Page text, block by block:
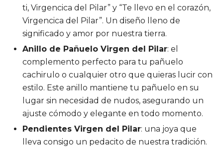
ti, Virgencica del Pilar” y “Te llevo en el corazón,
Virgencica del Pilar”. Un diseño lleno de
significado y amor por nuestra tierra.
Anillo de Pañuelo Virgen del Pilar: el
complemento perfecto para tu pañuelo
cachirulo o cualquier otro que quieras lucir con
estilo. Este anillo mantiene tu pañuelo en su
lugar sin necesidad de nudos, asegurando un
ajuste cómodo y elegante en todo momento.
Pendientes Virgen del Pilar: una joya que
lleva consigo un pedacito de nuestra tradición.